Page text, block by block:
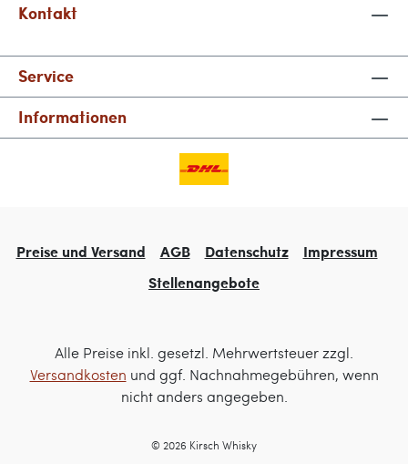
Kontakt
Service
Informationen
Preise und Versand AGB Datenschutz
Impressum
Stellenangebote
Alle Preise inkl. gesetzl. Mehrwertsteuer zzgl.
Versandkosten und ggf. Nachnahmegebühren, wenn
nicht anders angegeben.
© 2026 Kirsch Whisky